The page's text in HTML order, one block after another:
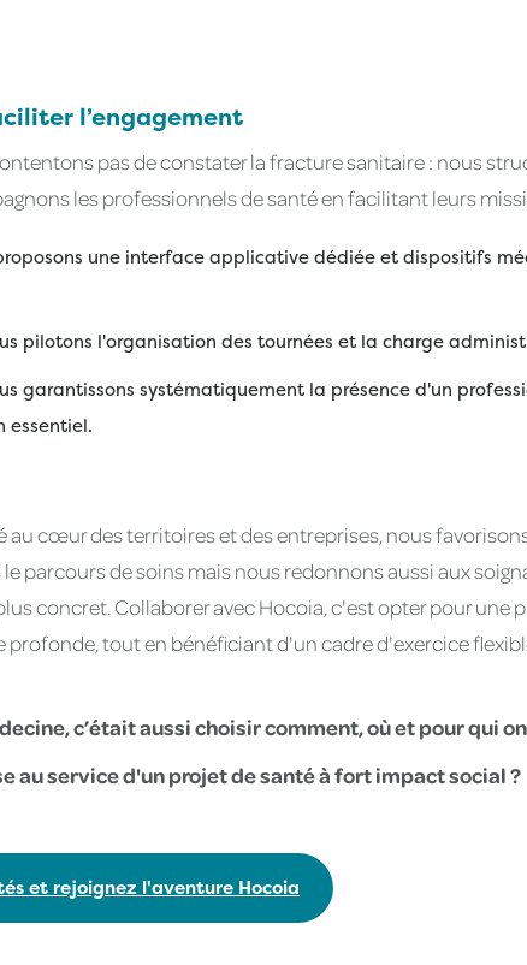
l’engagement
pas de constater la fracture sanitaire : nous
les professionnels de santé en facilitant leurs
une interface applicative dédiée et dispositifs
pilotons l'organisation des tournées et la charge
garantissons systématiquement la présence d'un
essentiel.
au cœur des territoires et des entreprises, nous
parcours de soins mais nous redonnons aussi aux
concret. Collaborer avec Hocoia, c'est opter pour une
profonde, tout en bénéficiant d'un cadre d'exercice
c’était aussi choisir comment, où et pour qui
au service d'un projet de santé à fort impact social ?
et rejoignez l'aventure Hocoia